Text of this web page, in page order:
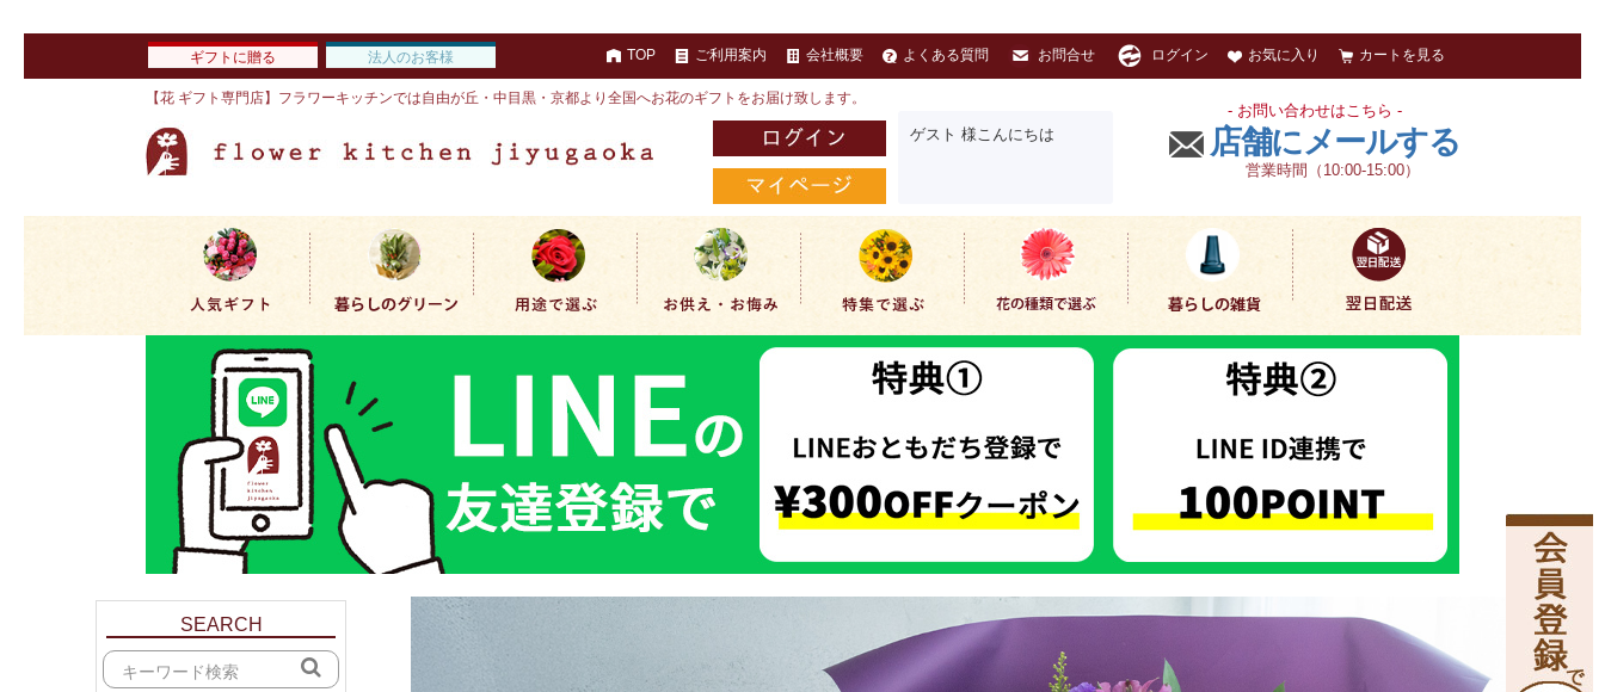
ギフトに贈る 法人のお客様 TOP ご利用案内 会社概要 よくある質問 お問合せ ログイン お気に入り カートを見る
【花 ギフト専門店】フラワーキッチンでは自由が丘・中目黒・京都より全国へお花のギフトをお届け致します。
ゲスト 様こんにちは
- お問い合わせはこちら -
店舗にメールする
営業時間（10:00-15:00）
SEARCH